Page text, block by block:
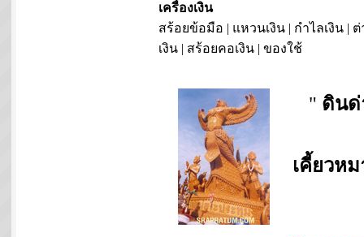
เครื่องเงิน
สร้อยข้อมือ | แหวนเงิน | กำไลเงิน | ต่
เงิน | สร้อยคอเงิน | ของใช้
" ดินด่
เคี้ยวห